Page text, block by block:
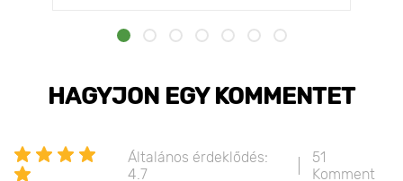
HAGYJON EGY KOMMENTET
Általános érdeklődés:
4.7
51
Komment